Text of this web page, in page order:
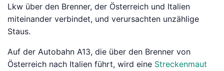
Lkw über den Brenner, der Österreich und Italien
miteinander verbindet, und verursachten unzählige
Staus.
Auf der Autobahn A13, die über den Brenner von
Österreich nach Italien führt, wird eine Streckenmaut